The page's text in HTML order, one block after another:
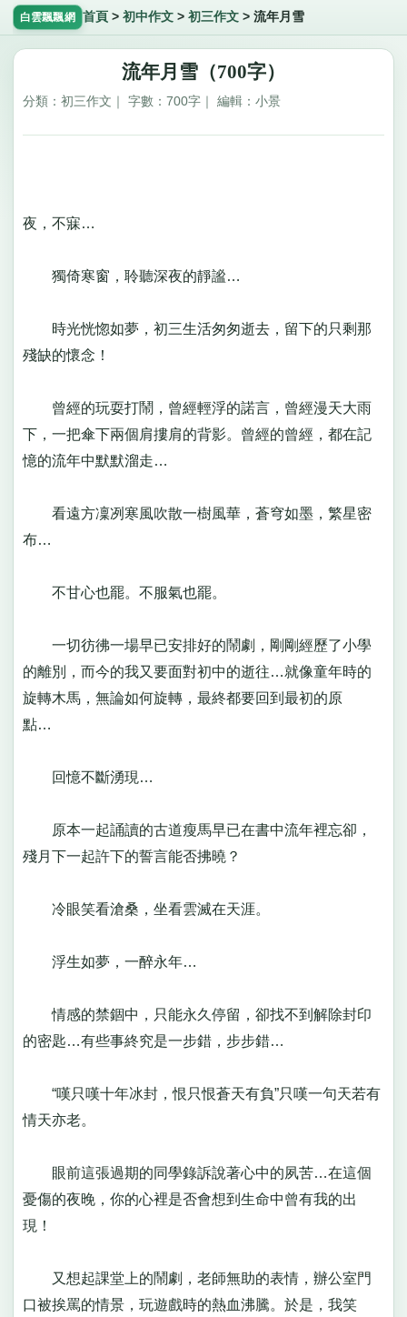
白雲飄飄網 首頁 > 初中作文> 初三作文> 流年月雪
流年月雪（700字）
分類：初三作文｜ 字數：700字｜ 編輯：小景
夜，不寐…
獨倚寒窗，聆聽深夜的靜謐…
時光恍惚如夢，初三生活匆匆逝去，留下的只剩那
殘缺的懷念！
曾經的玩耍打鬧，曾經輕浮的諾言，曾經漫天大雨
下，一把傘下兩個肩摟肩的背影。曾經的曾經，都在記
憶的流年中默默溜走…
看遠方凜冽寒風吹散一樹風華，蒼穹如墨，繁星密
布…
不甘心也罷。不服氣也罷。
一切彷彿一場早已安排好的鬧劇，剛剛經歷了小學
的離別，而今的我又要面對初中的逝往…就像童年時的
旋轉木馬，無論如何旋轉，最終都要回到最初的原
點…
回憶不斷湧現…
原本一起誦讀的古道瘦馬早已在書中流年裡忘卻，
殘月下一起許下的誓言能否拂曉？
冷眼笑看滄桑，坐看雲滅在天涯。
浮生如夢，一醉永年…
情感的禁錮中，只能永久停留，卻找不到解除封印
的密匙…有些事終究是一步錯，步步錯…
“嘆只嘆十年冰封，恨只恨蒼天有負”只嘆一句天若有
情天亦老。
眼前這張過期的同學錄訴說著心中的夙苦…在這個
憂傷的夜晚，你的心裡是否會想到生命中曾有我的出
現！
又想起課堂上的鬧劇，老師無助的表情，辦公室門
口被挨罵的情景，玩遊戲時的熱血沸騰。於是，我笑